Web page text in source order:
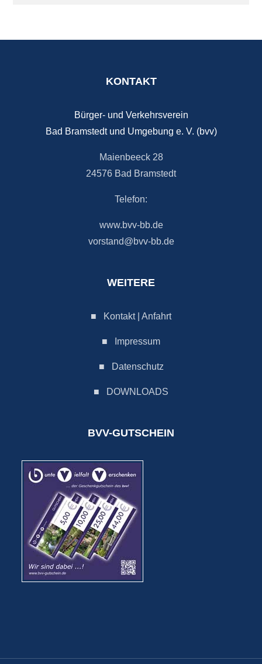
KONTAKT
Bürger- und Verkehrsverein
Bad Bramstedt und Umgebung e. V. (bvv)
Maienbeeck 28
24576 Bad Bramstedt
Telefon:
www.bvv-bb.de
vorstand@bvv-bb.de
WEITERE
■ Kontakt | Anfahrt
■ Impressum
■ Datenschutz
■ DOWNLOADS
BVV-GUTSCHEIN